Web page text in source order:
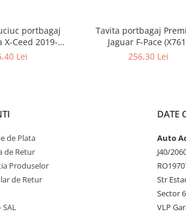
portbagaj
X-Ceed 2019-
Slovenia
Lei
Tavita portbagaj
Jaguar F-Pace
256,30 Lei
de Plata
de Retur
Produselor
de Retur
DATE
Auto
J40/
Str
Sector
VLP